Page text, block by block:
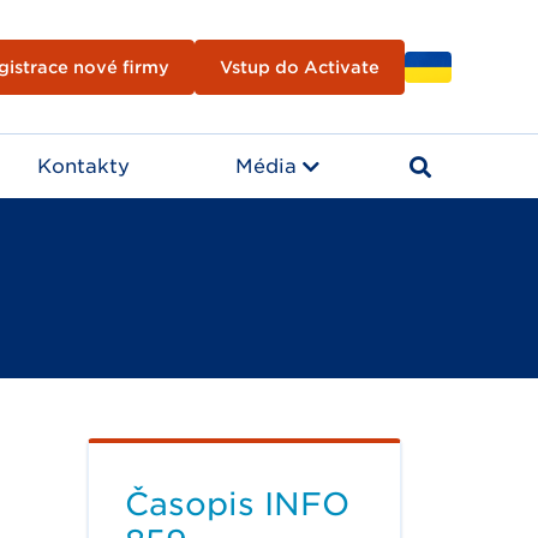
nové firmy Vstup do Activate
Kontakty Média
Časopis INFO